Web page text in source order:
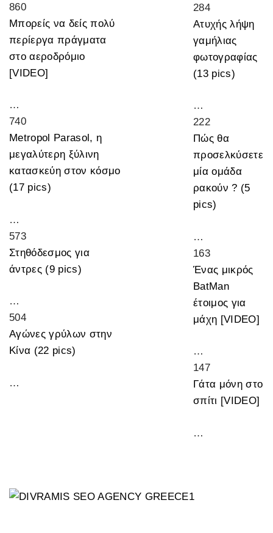
860
Μπορείς να δείς πολύ
περίεργα πράγματα
στο αεροδρόμιο
[VIDEO]
…
740
Metropol Parasol, η
μεγαλύτερη ξύλινη
κατασκεύη στον κόσμο
(17 pics)
…
573
Στηθόδεσμος για
άντρες (9 pics)
…
504
Αγώνες γρύλων στην
Κίνα (22 pics)
…
284
Ατυχής λήψη
γαμήλιας
φωτογραφίας
(13 pics)
…
222
Πώς θα
προσελκύσετε
μία ομάδα
ρακούν ? (5
pics)
…
163
Ένας μικρός
BatMan
έτοιμος για
μάχη [VIDEO]
…
147
Γάτα μόνη στο
σπίτι [VIDEO]
…